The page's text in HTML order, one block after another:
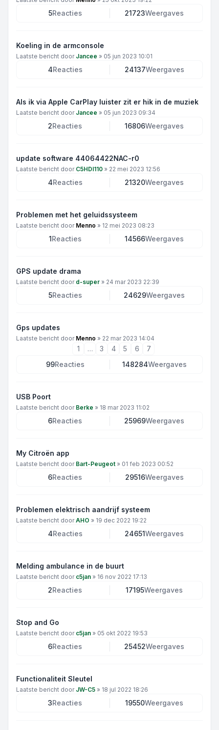
5Reacties 21723Weergaves
Koeling in de armconsole
Laatste bericht door Jancee » 05 jun 2023 10:01
4Reacties 24137Weergaves
Als ik via Apple CarPlay luister zit er hik in de muziek
Laatste bericht door Jancee » 05 jun 2023 09:34
2Reacties 16806Weergaves
update software 44064422NAC-r0
Laatste bericht door C5HDI110 » 22 mei 2023 12:56
4Reacties 21320Weergaves
Problemen met het geluidssysteem
Laatste bericht door Menno » 12 mei 2023 08:23
1Reacties 14566Weergaves
GPS update drama
Laatste bericht door d-super » 24 mar 2023 22:39
5Reacties 24629Weergaves
Gps updates
Laatste bericht door Menno » 22 mar 2023 14:04
1 … 3 4 5 6
7
99Reacties 148284Weergaves
USB Poort
Laatste bericht door Berke » 18 mar 2023 11:02
6Reacties 25969Weergaves
My Citroën app
Laatste bericht door Bart-Peugeot » 01 feb 2023 00:52
6Reacties 29516Weergaves
Problemen elektrisch aandrijf systeem
Laatste bericht doorAHO » 19 dec 2022 19:22
4Reacties 24651Weergaves
Melding ambulance in de buurt
Laatste bericht door c5jan » 16 nov 2022 17:13
2Reacties 17195Weergaves
Stop and Go
Laatste bericht door c5jan » 05 okt 2022 19:53
6Reacties 25452Weergaves
Functionaliteit Sleutel
Laatste bericht door JW-C5 » 18 jul 2022 18:26
3Reacties 19550Weergaves